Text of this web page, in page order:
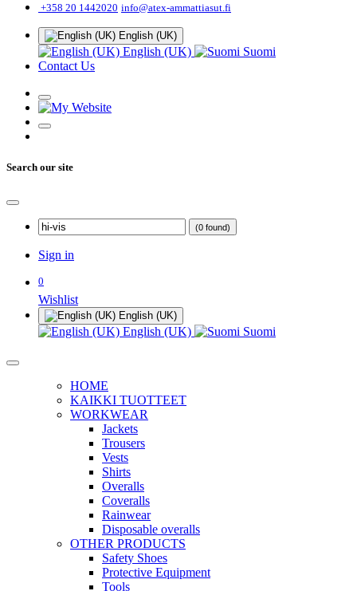
+358 20 1442020 info@atex-ammattiasut.fi
English (UK)
English (UK)
Suomi
Contact Us
Search our site
(0 found)
Sign in
0
Wishlist
English (UK)
English (UK) Suomi
HOME
KAIKKI TUOTTEET
WORKWEAR
Jackets
Trousers
Vests
Shirts
Overalls
Coveralls
Rainwear
Disposable overalls
OTHER PRODUCTS
Safety Shoes
Protective Equipment
Tools